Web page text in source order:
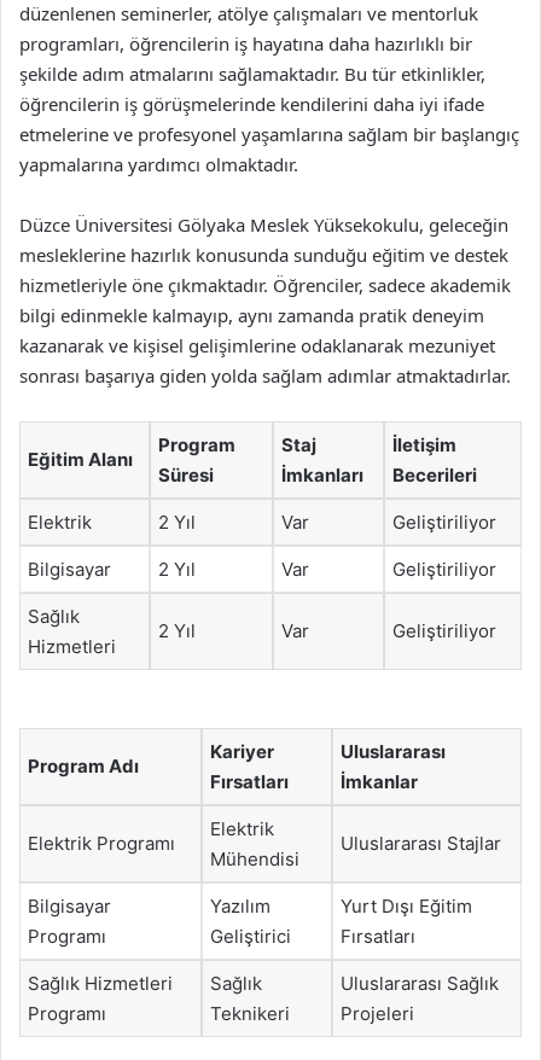
düzenlenen seminerler, atölye çalışmaları ve mentorluk
programları, öğrencilerin iş hayatına daha hazırlıklı bir
şekilde adım atmalarını sağlamaktadır. Bu tür etkinlikler,
öğrencilerin iş görüşmelerinde kendilerini daha iyi ifade
etmelerine ve profesyonel yaşamlarına sağlam bir başlangıç
yapmalarına yardımcı olmaktadır.
Düzce Üniversitesi Gölyaka Meslek Yüksekokulu, geleceğin
mesleklerine hazırlık konusunda sunduğu eğitim ve destek
hizmetleriyle öne çıkmaktadır. Öğrenciler, sadece akademik
bilgi edinmekle kalmayıp, aynı zamanda pratik deneyim
kazanarak ve kişisel gelişimlerine odaklanarak mezuniyet
sonrası başarıya giden yolda sağlam adımlar atmaktadırlar.
Eğitim Alanı
Program
Süresi
Staj
İmkanları
İletişim
Becerileri
Elektrik 2 Yıl Var Geliştiriliyor
Bilgisayar 2 Yıl Var Geliştiriliyor
Sağlık
Hizmetleri
2 Yıl Var Geliştiriliyor
Program Adı
Kariyer
Fırsatları
Uluslararası
İmkanlar
Elektrik Programı
Elektrik
Mühendisi
Uluslararası Stajlar
Bilgisayar
Programı
Yazılım
Geliştirici
Yurt Dışı Eğitim
Fırsatları
Sağlık Hizmetleri
Programı
Sağlık
Teknikeri
Uluslararası Sağlık
Projeleri